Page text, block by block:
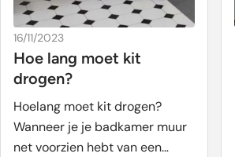
16/11/2023
Hoe lang moet kit
drogen?
Hoelang moet kit drogen?
Wanneer je je badkamer muur
net voorzien hebt van een